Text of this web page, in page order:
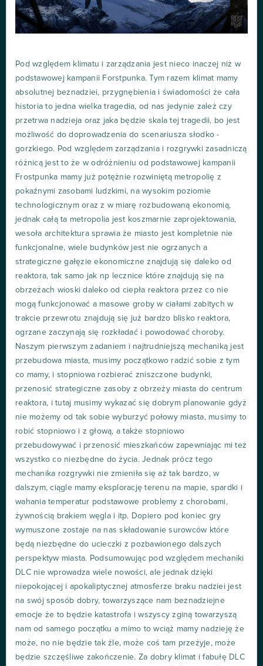
Pod względem klimatu i zarządzania jest nieco inaczej niż w
podstawowej kampanii Forstpunka. Tym razem klimat mamy
absolutnej beznadziei, przygnębienia i świadomości że cała
historia to jedna wielka tragedia, od nas jedynie zależ czy
przetrwa nadzieja oraz jaka będzie skala tej tragedii, bo jest
możliwość do doprowadzenia do scenariusza słodko -
gorzkiego. Pod względem zarządzania i rozgrywki zasadniczą
różnicą jest to że w odróżnieniu od podstawowej kampanii
Frostpunka mamy już potężnie rozwiniętą metropolię z
pokaźnymi zasobami ludzkimi, na wysokim poziomie
technologicznym oraz z w miarę rozbudowaną ekonomią,
jednak całą ta metropolia jest koszmarnie zaprojektowania,
wesoła architektura sprawia że miasto jest kompletnie nie
funkcjonalne, wiele budynków jest nie ogrzanych a
strategiczne gałęzie ekonomiczne znajdują się daleko od
reaktora, tak samo jak np lecznice które znajdują się na
obrzeżach wioski daleko od ciepła reaktora przez co nie
mogą funkcjonować a masowe groby w ciałami zabitych w
trakcie przewrotu znajdują się już bardzo blisko reaktora,
ogrzane zaczynają się rozkładać i powodować choroby.
Naszym pierwszym zadaniem i najtrudniejszą mechaniką jest
przebudowa miasta, musimy początkowo radzić sobie z tym
co mamy, i stopniowa rozbierać zniszczone budynki,
przenosić strategiczne zasoby z obrzeży miasta do centrum
reaktora, i tutaj musimy wykazać się dobrym planowanie gdyż
nie możemy od tak sobie wyburzyć połowy miasta, musimy to
robić stopniowo i z głową, a także stopniowo
przebudowywać i przenosić mieszkańców zapewniając mi też
wszystko co niezbędne do życia. Jednak prócz tego
mechanika rozgrywki nie zmieniła się aż tak bardzo, w
dalszym, ciągle mamy eksplorację terenu na mapie, spardki i
wahania temperatur podstawowe problemy z chorobami,
żywnością brakiem węgla i itp. Dopiero pod koniec gry
wymuszone zostaje na nas składowanie surowców które
będą niezbędne do ucieczki z pozbawionego dalszych
perspektyw miasta. Podsumowując pod względem mechaniki
DLC nie wprowadza wiele nowości, ale jednak dzięki
niepokojącej i apokaliptycznej atmosferze braku nadziei jest
na swój sposób dobry, towarzyszące nam beznadziejne
emocje że to będzie katastrofa i wszyscy zginą towarzyszą
nam od samego początku a mimo to wciąż mamy nadzieję że
może, no nie będzie tak źle, może coś tam przeżyje, może
będzie szczęśliwe zakończenie. Za dobry klimat i fabułę DLC